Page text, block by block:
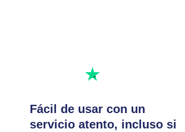
Fácil de usar con un
servicio atento, incluso si